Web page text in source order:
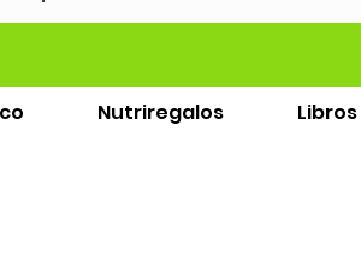
Nutriregalos Libros